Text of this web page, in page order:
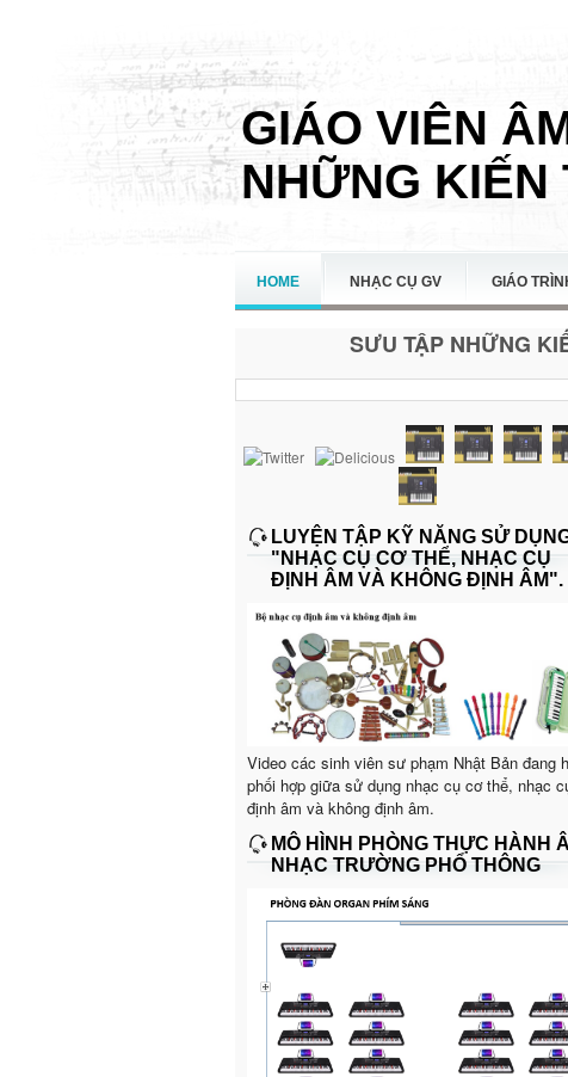
GIÁO VIÊN
NHỮNG KIẾN
HOME NHẠC CỤ GV GIÁO
SƯU TẬP NHỮNG
LUYỆN TẬP KỸ NĂNG SỬ
"NHẠC CỤ CƠ THỂ, NHẠC CỤ
ĐỊNH ÂM VÀ KHÔNG ĐỊNH ÂM".
Video các sinh viên sư phạm Nhật Bản đang
phối hợp giữa sử dụng nhạc cụ cơ thể, nhạc
định âm và không định âm.
MÔ HÌNH PHÒNG THỰC HÀNH
NHẠC TRƯỜNG PHỔ THÔNG